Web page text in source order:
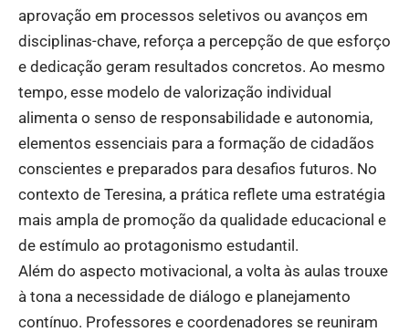
aprovação em processos seletivos ou avanços em
disciplinas-chave, reforça a percepção de que esforço
e dedicação geram resultados concretos. Ao mesmo
tempo, esse modelo de valorização individual
alimenta o senso de responsabilidade e autonomia,
elementos essenciais para a formação de cidadãos
conscientes e preparados para desafios futuros. No
contexto de Teresina, a prática reflete uma estratégia
mais ampla de promoção da qualidade educacional e
de estímulo ao protagonismo estudantil.
Além do aspecto motivacional, a volta às aulas trouxe
à tona a necessidade de diálogo e planejamento
contínuo. Professores e coordenadores se reuniram